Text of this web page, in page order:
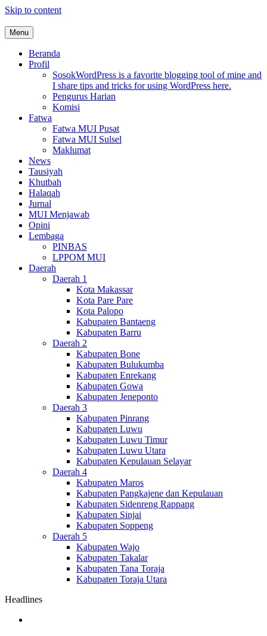
Skip to content
MUI Sulawesi Selatan
Khadimul Ummah wa Shadiqul Hukuuma
Menu
Beranda
Profil
SosokWordPress is a favorite blogging tool of mine and
I share tips and tricks for using WordPress here.
Pengurus Harian
Komisi
Fatwa
Fatwa MUI Pusat
Fatwa MUI Sulsel
Maklumat
News
Tausiyah
Khutbah
Halaqah
Jurnal
MUI Menjawab
Opini
Lembaga
PINBAS
LPPOM MUI
Daerah
Daerah 1
Kota Makassar
Kota Pare Pare
Kota Palopo
Kabupaten Bantaeng
Kabupaten Barru
Daerah 2
Kabupaten Bone
Kabupaten Bulukumba
Kabupaten Enrekang
Kabupaten Gowa
Kabupaten Jeneponto
Daerah 3
Kabupaten Pinrang
Kabupaten Luwu
Kabupaten Luwu Timur
Kabupaten Luwu Utara
Kabupaten Kepulauan Selayar
Daerah 4
Kabupaten Maros
Kabupaten Pangkajene dan Kepulauan
Kabupaten Sidenreng Rappang
Kabupaten Sinjai
Kabupaten Soppeng
Daerah 5
Kabupaten Wajo
Kabupaten Takalar
Kabupaten Tana Toraja
Kabupaten Toraja Utara
Headlines